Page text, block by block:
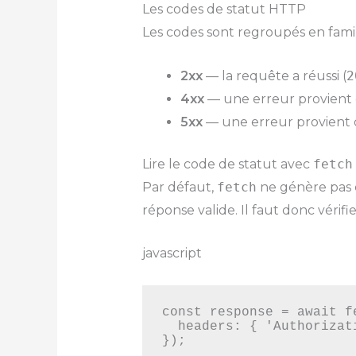
Les codes de statut HTTP
Les codes sont regroupés en
2xx— la requête a réussi (
4xx— une erreur provient
5xx— une erreur provient
Lire le code de statut avec fetch
Par défaut, fetch ne génère pas
réponse valide. Il faut donc
javascript
const response = await
});